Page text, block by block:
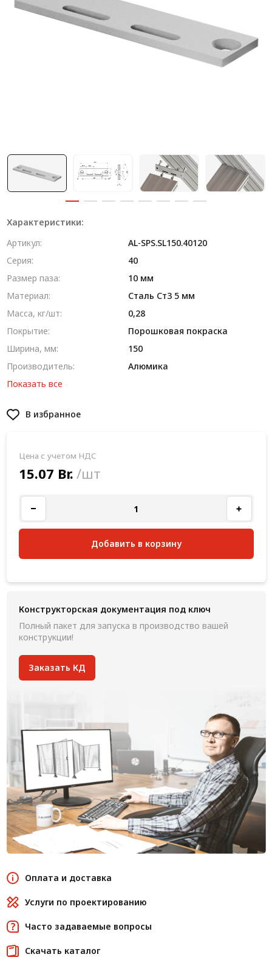
Система V-паза NEW!
Алюминиевые промышленные ограждения
Алюминиевая промышленная мебель
Лист алюминиевый
Метрический крепеж
Конструкции из профиля
Услуги дополнительной обработки профиля
Характеристики:
Артикул:
AL-SPS.SL150.40120
Серия:
40
Размер паза:
10 мм
Материал:
Сталь Ст3 5 мм
Масса, кг/шт:
0,28
Покрытие:
Порошковая покраска
Ширина, мм:
150
Производитель:
Алюмика
Показать все
В избранное
Цена с учетом НДС
15.07 Br. /шт
Добавить в корзину
Конструкторская документация под ключ
Полный пакет для запуска в производство вашей
конструкции!
Заказать КД
Оплата и доставка
Услуги по проектированию
Часто задаваемые вопросы
Скачать каталог